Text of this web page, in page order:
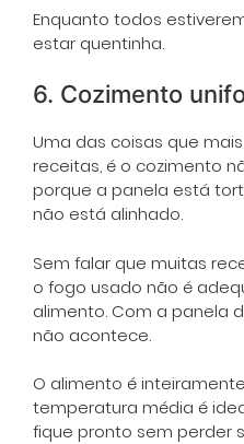
Enquanto todos
estar quentinha.
6. Cozimento
Uma das coisas que
receitas, é o cozimento
porque a panela está
não está alinhado.
Sem falar que muitas
o fogo usado não é
alimento. Com a panela
não acontece.
O alimento é
temperatura média é
fique pronto sem perder